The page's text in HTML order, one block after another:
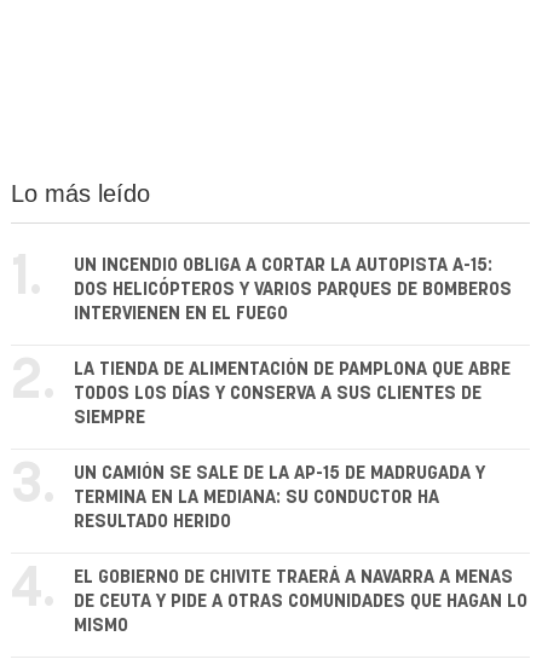
Lo más leído
1.
UN INCENDIO OBLIGA A CORTAR LA AUTOPISTA A-15:
DOS HELICÓPTEROS Y VARIOS PARQUES DE BOMBEROS
INTERVIENEN EN EL FUEGO
2.
LA TIENDA DE ALIMENTACIÓN DE PAMPLONA QUE ABRE
TODOS LOS DÍAS Y CONSERVA A SUS CLIENTES DE
SIEMPRE
3.
UN CAMIÓN SE SALE DE LA AP-15 DE MADRUGADA Y
TERMINA EN LA MEDIANA: SU CONDUCTOR HA
RESULTADO HERIDO
4.
EL GOBIERNO DE CHIVITE TRAERÁ A NAVARRA A MENAS
DE CEUTA Y PIDE A OTRAS COMUNIDADES QUE HAGAN LO
MISMO